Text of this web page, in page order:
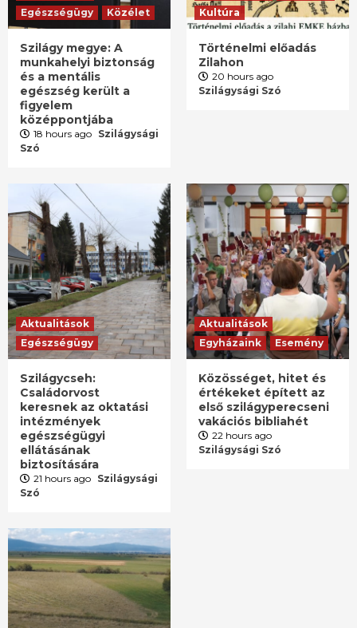
Egészségügy
Közélet
Szilágy megye: A
munkahelyi biztonság
és a mentális
egészség került a
figyelem
középpontjába
18 hours ago Szilágysági
Szó
Kultúra
Történelmi előadás
Zilahon
20 hours ago
Szilágysági Szó
Aktualitások
Egészségügy
Szilágycseh:
Családorvost
keresnek az oktatási
intézmények
egészségügyi
ellátásának
biztosítására
21 hours ago Szilágysági
Szó
Aktualitások
Egyházaink
Esemény
Közösséget, hitet és
értékeket épített az
első szilágyperecseni
vakációs bibliahét
22 hours ago
Szilágysági Szó